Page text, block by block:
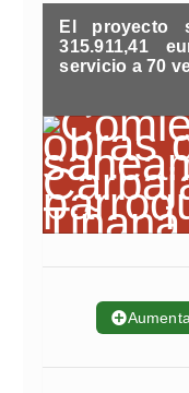
El proyecto
315.911,41
servicio a 70
➕